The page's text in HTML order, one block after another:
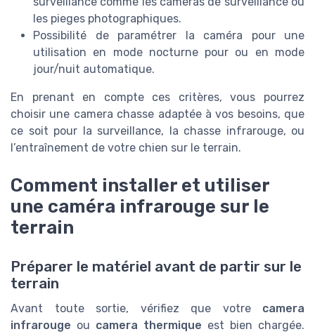
les pieges photographiques.
Possibilité de paramétrer la caméra pour une
utilisation en mode nocturne pour ou en mode
jour/nuit automatique.
En prenant en compte ces critères, vous pourrez
choisir une camera chasse adaptée à vos besoins, que
ce soit pour la surveillance, la chasse infrarouge, ou
l’entraînement de votre chien sur le terrain.
Comment installer et utiliser
une caméra infrarouge sur le
terrain
Préparer le matériel avant de partir sur le
terrain
Avant toute sortie, vérifiez que votre camera
infrarouge ou camera thermique est bien chargée.